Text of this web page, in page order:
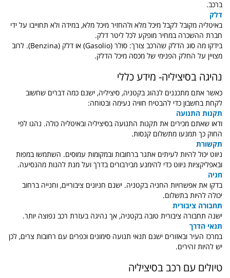
ברכב.
דלק
באיטליה מקובל לקבל מיכל מלא ולהחזיר מיכל מלא, במידה ולא תחוייבו על ידי
חברת ההשכרה במחיר מופקע לכל ליטר דלק.
בידקו מה סוג הדלק שהרכב צורך: סולר (Gasolio) או דלק (Benzina). לרוב
מצויין על החלק הפנימי של מכסה מיכל הדלק.
נהיגה בסיציליה- מידע כללי
כאשר אתם מתכננים לנהוג בקטניה, סיציליה, ישנם כמה דברים שחשוב
לקחת בחשבון כדי להבטיח חוויה נעימה ובטוחה:
תקנות התנועה
ודאו שאתם מכירים את תקנות התנועה בסיציליה ובאיטליה כולה. נהגו לפי
החוק כך תמנעו מתשלום קנסות.
תקשורת
ניווט יכול להיות לעיתים אתגר ברחובות ובמקומות עמוסים. השתמשו במפות
ובאפליקציות ניווט כדי להימנע מבירבורים בדרך ועל מנת להנות מהנסיעה.
חניה
בדקו את אפשרויות החניה בקטניה. ישנם חניונים ציבוריים, וחנייה ברחוב
יכולה להיות בתשלום.
תחבורה ציבורית
ישנה תחבורה ציבורית טובה בקטניה, אך נהיגה בעזרת רכב נפוצה יותר.
תנאי הדרך
במרכז העיר ובאזורים ישנם תנאי תנועה סימונים וכפרים עם רחובות צרים, לכן
יש להיות זהירים.
טיולים עם רכב בסיציליה